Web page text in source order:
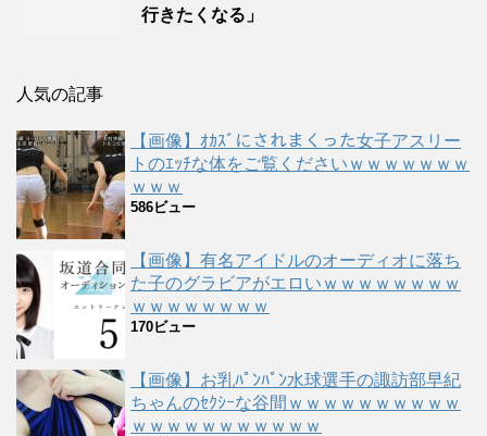
行きたくなる」
人気の記事
【画像】ｵｶｽﾞにされまくった女子アスリー
トのｴｯﾁな体をご覧くださいｗｗｗｗｗｗｗ
ｗｗｗ
586ビュー
【画像】有名アイドルのオーディオに落ち
た子のグラビアがエロいｗｗｗｗｗｗｗｗ
ｗｗｗｗｗｗｗｗ
170ビュー
【画像】お乳ﾊﾟﾝﾊﾟﾝ水球選手の諏訪部早紀
ちゃんのｾｸｼｰな谷間ｗｗｗｗｗｗｗｗｗｗ
ｗｗｗｗｗｗｗｗｗｗｗ